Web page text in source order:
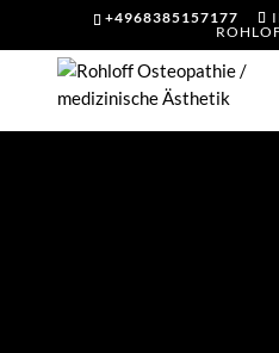
+4968385157177